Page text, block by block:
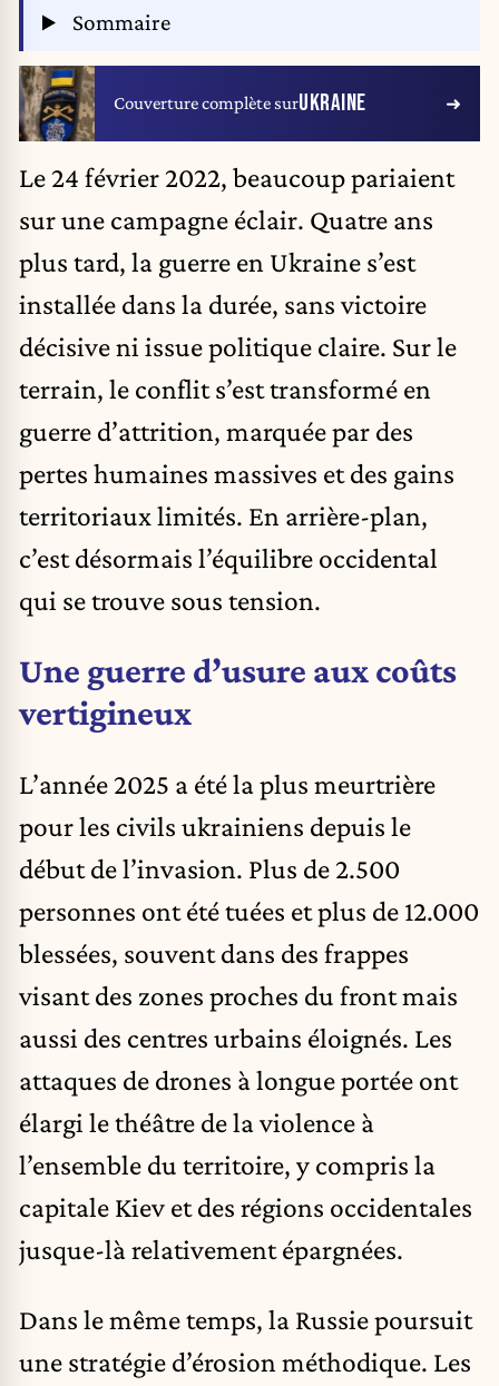
Sommaire
Couverture complète surUKRAINE
Le 24 février 2022, beaucoup pariaient
sur une campagne éclair. Quatre ans
plus tard, la guerre en Ukraine s’est
installée dans la durée, sans victoire
décisive ni issue politique claire. Sur le
terrain, le conflit s’est transformé en
guerre d’attrition, marquée par des
pertes humaines massives et des gains
territoriaux limités. En arrière-plan,
c’est désormais l’équilibre occidental
qui se trouve sous tension.
Une guerre d’usure aux coûts
vertigineux
L’année 2025 a été la plus meurtrière
pour les civils ukrainiens depuis le
début de l’invasion. Plus de 2.500
personnes ont été tuées et plus de 12.000
blessées, souvent dans des frappes
visant des zones proches du front mais
aussi des centres urbains éloignés. Les
attaques de drones à longue portée ont
élargi le théâtre de la violence à
l’ensemble du territoire, y compris la
capitale Kiev et des régions occidentales
jusque-là relativement épargnées.
Dans le même temps, la Russie poursuit
une stratégie d’érosion méthodique. Les